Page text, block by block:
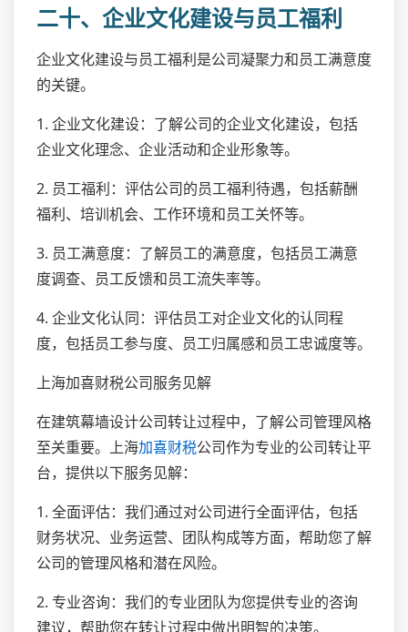
二十、企业文化建设与员工福利
企业文化建设与员工福利是公司凝聚力和员工满意度
的关键。
1. 企业文化建设：了解公司的企业文化建设，包括
企业文化理念、企业活动和企业形象等。
2. 员工福利：评估公司的员工福利待遇，包括薪酬
福利、培训机会、工作环境和员工关怀等。
3. 员工满意度：了解员工的满意度，包括员工满意
度调查、员工反馈和员工流失率等。
4. 企业文化认同：评估员工对企业文化的认同程
度，包括员工参与度、员工归属感和员工忠诚度等。
上海加喜财税公司服务见解
在建筑幕墙设计公司转让过程中，了解公司管理风格
至关重要。上海加喜财税公司作为专业的公司转让平
台，提供以下服务见解：
1. 全面评估：我们通过对公司进行全面评估，包括
财务状况、业务运营、团队构成等方面，帮助您了解
公司的管理风格和潜在风险。
2. 专业咨询：我们的专业团队为您提供专业的咨询
建议，帮助您在转让过程中做出明智的决策。